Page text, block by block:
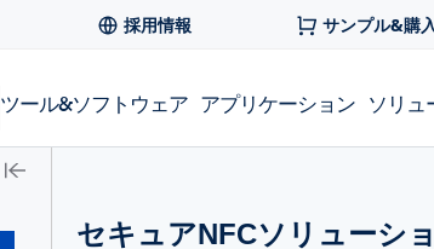
採用情報 サンプル&購
ツール&ソフトウェア アプリケーション ソリュ
セキュアNFCソリューシ